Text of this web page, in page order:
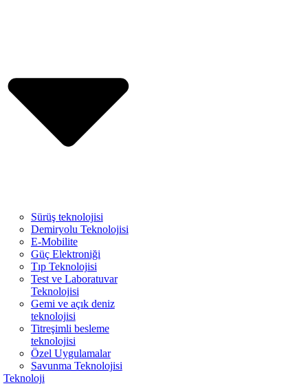
Sürüş teknolojisi
Demiryolu Teknolojisi
E-Mobilite
Güç Elektroniği
Tıp Teknolojisi
Test ve Laboratuvar
Teknolojisi
Gemi ve açık deniz
teknolojisi
Titreşimli besleme
teknolojisi
Özel Uygulamalar
Savunma Teknolojisi
Teknoloji